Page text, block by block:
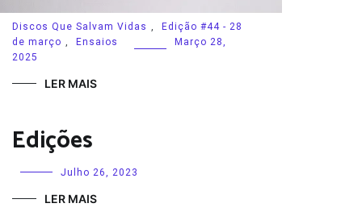
Discos Que Salvam Vidas ,
Edição #44 - 28
de março , Ensaios
Março 28,
2025
LER MAIS
Edições
Julho 26, 2023
LER MAIS